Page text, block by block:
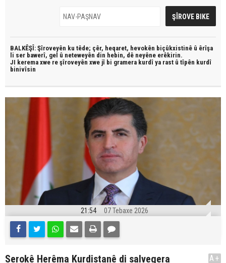
BALKÊŞÎ: Şîroveyên ku têde; çêr, heqaret, hevokên biçûkxistinê û êrîşa
li ser bawerî, gel û neteweyên din hebin, dê neyêne erêkirin.
JI kerema xwe re şîroveyên xwe jî bi gramera kurdî ya rast û tîpên kurdî
binivîsin
21:54 07 Tebaxe 2026
Serokê Herêma Kurdistanê di salvegera
A+